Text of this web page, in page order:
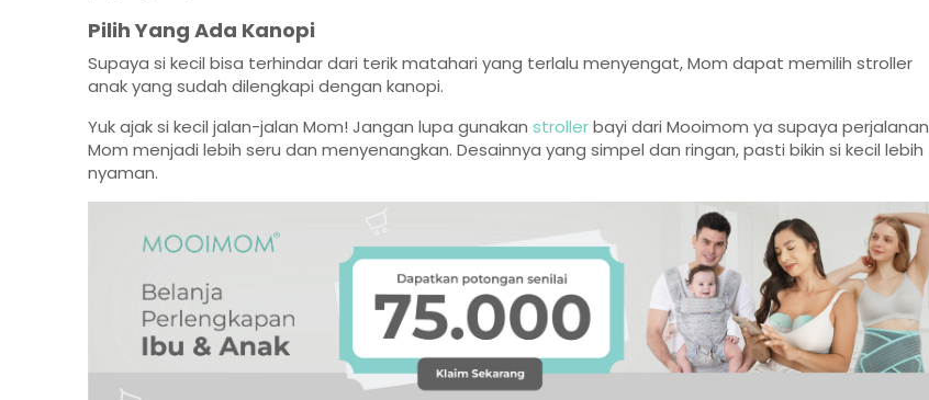
Pilih Yang Ada Kanopi
Supaya si kecil bisa terhindar dari terik matahari yang terlalu menyengat, Mom dapat memilih stroller
anak yang sudah dilengkapi dengan kanopi.
Yuk ajak si kecil jalan-jalan Mom! Jangan lupa gunakan strollerbayi dari Mooimom ya supaya perjalanan
Mom menjadi lebih seru dan menyenangkan. Desainnya yang simpel dan ringan, pasti bikin si kecil lebih
nyaman.